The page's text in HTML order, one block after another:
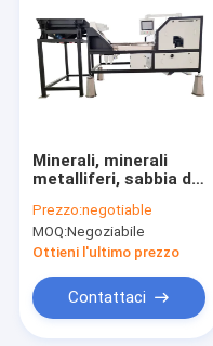
Minerali, minerali
metalliferi, sabbia del
di colore dell'ematite
Prezzo:negotiable
MOQ:Negoziabile
Ottieni l'ultimo prezzo
Contattaci